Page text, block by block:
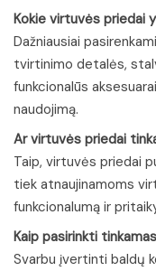
Kokie virtuvės priedai
Dažniausiai
tvirtinimo detalės,
funkcionalūs
naudojimą.
Ar virtuvės priedai
Taip, virtuvės priedai
tiek atnaujinamoms
funkcionalumą ir
Kaip pasirinkti
Svarbu įvertinti baldų